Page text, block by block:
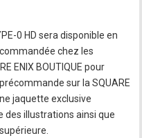
0 HD sera disponible en
chez les
ENIX BOUTIQUE pour
sur la SQUARE
jaquette exclusive
des illustrations ainsi que